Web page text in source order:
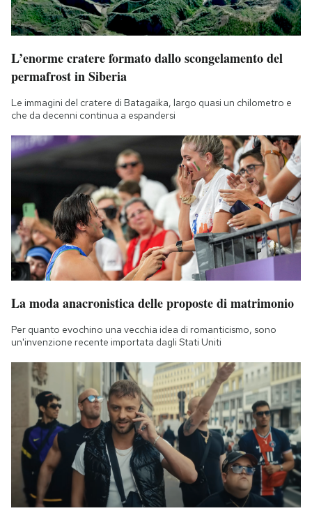
L’enorme cratere formato dallo scongelamento del
permafrost in Siberia
Le immagini del cratere di Batagaika, largo quasi un chilometro e
che da decenni continua a espandersi
La moda anacronistica delle proposte di matrimonio
Per quanto evochino una vecchia idea di romanticismo, sono
un'invenzione recente importata dagli Stati Uniti